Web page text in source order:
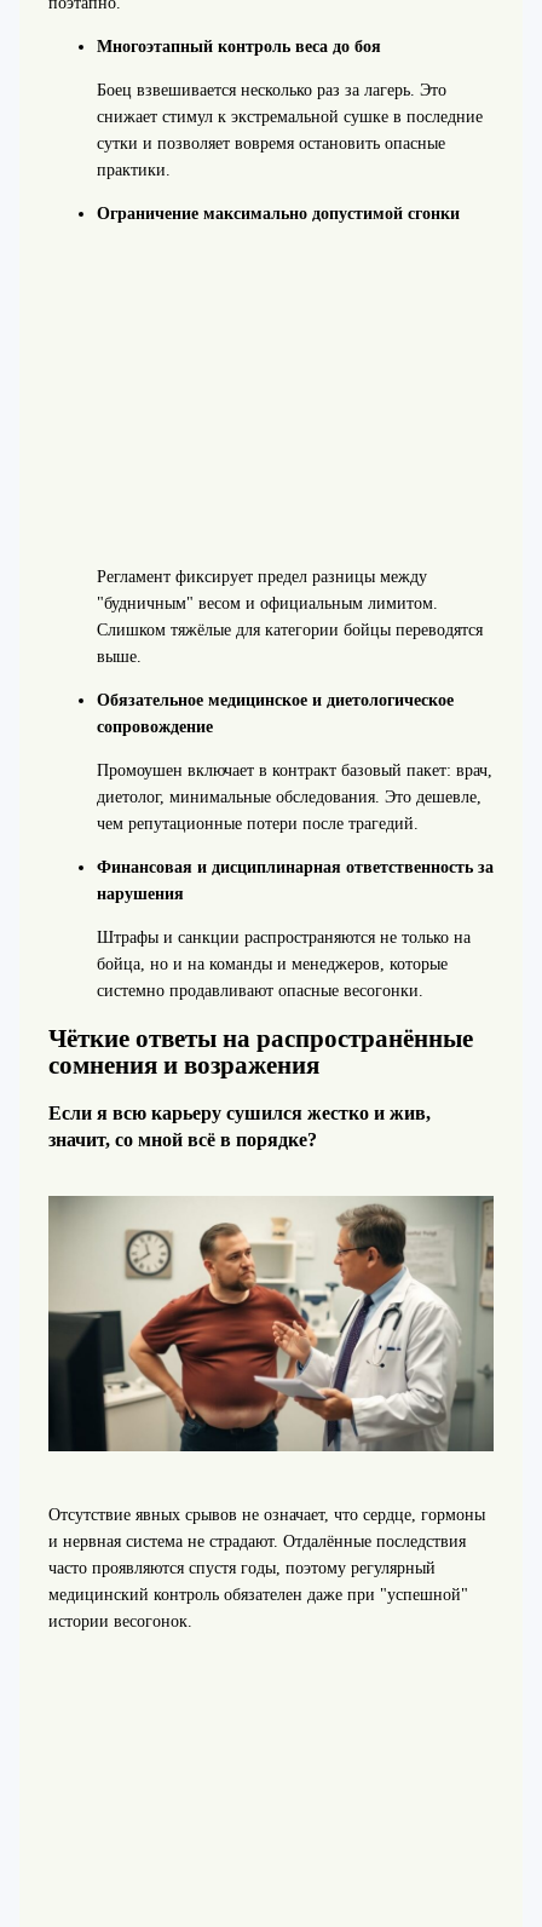
Многоэтапный контроль веса до боя
Боец взвешивается несколько раз за лагерь. Это
снижает стимул к экстремальной сушке в последние
сутки и позволяет вовремя остановить опасные
практики.
Ограничение максимально допустимой сгонки
Регламент фиксирует предел разницы между
"будничным" весом и официальным лимитом.
Слишком тяжёлые для категории бойцы переводятся
выше.
Обязательное медицинское и диетологическое
сопровождение
Промоушен включает в контракт базовый пакет: врач,
диетолог, минимальные обследования. Это дешевле,
чем репутационные потери после трагедий.
Финансовая и дисциплинарная ответственность за
нарушения
Штрафы и санкции распространяются не только на
бойца, но и на команды и менеджеров, которые
системно продавливают опасные весогонки.
Чёткие ответы на распространённые
сомнения и возражения
Если я всю карьеру сушился жестко и жив,
значит, со мной всё в порядке?
Отсутствие явных срывов не означает, что сердце, гормоны
и нервная система не страдают. Отдалённые последствия
часто проявляются спустя годы, поэтому регулярный
медицинский контроль обязателен даже при "успешной"
истории весогонок.